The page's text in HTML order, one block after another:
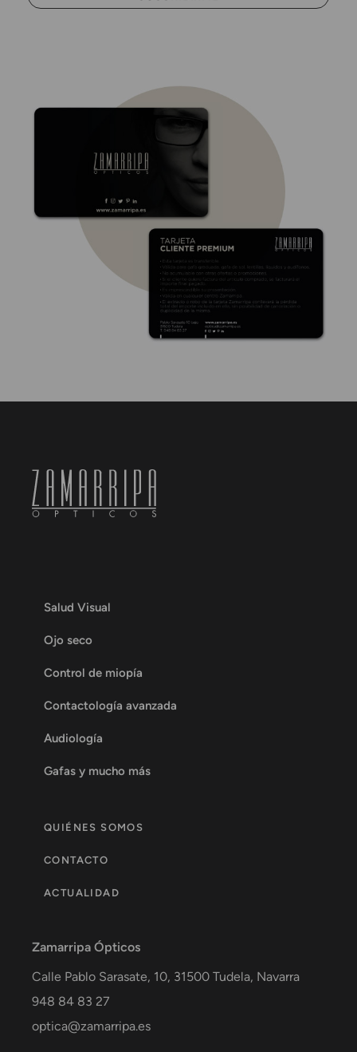
Salud Visual
Ojo seco
Control de miopía
Contactología avanzada
Audiología
Gafas y mucho más
QUIÉNES SOMOS
CONTACTO
ACTUALIDAD
Zamarripa Ópticos
Calle Pablo Sarasate, 10, 31500 Tudela, Navarra
948 84 83 27
optica@zamarripa.es